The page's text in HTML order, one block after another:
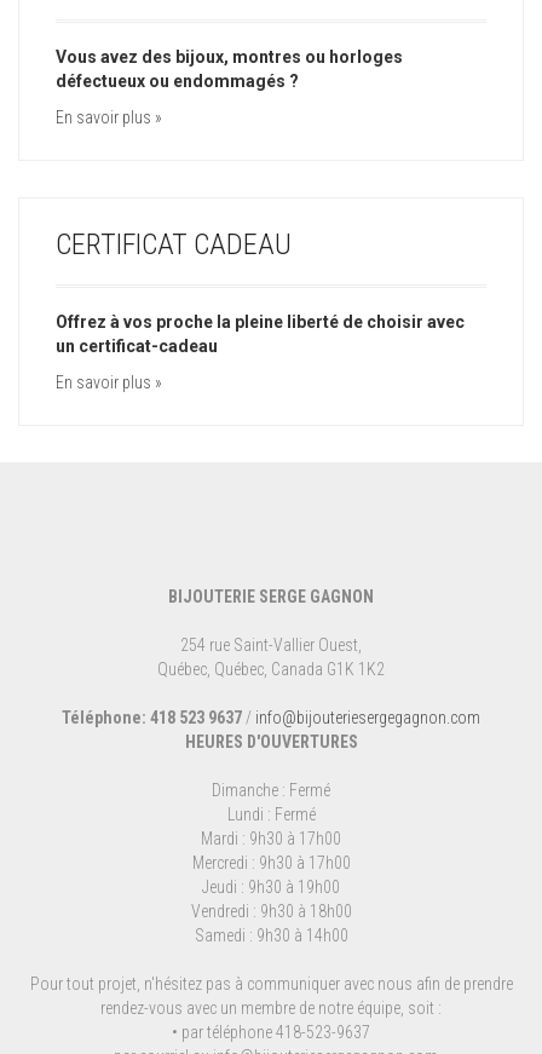
Vous avez des bijoux, montres ou horloges
défectueux ou endommagés ?
En savoir plus »
CERTIFICAT CADEAU
Offrez à vos proche la pleine liberté de choisir avec
un certificat-cadeau
En savoir plus »
BIJOUTERIE SERGE GAGNON
254 rue Saint-Vallier Ouest,
Québec, Québec, Canada G1K 1K2
Téléphone: 418 523 9637 / info@bijouteriesergegagnon.com
HEURES D'OUVERTURES
Dimanche : Fermé
Lundi : Fermé
Mardi : 9h30 à 17h00
Mercredi : 9h30 à 17h00
Jeudi : 9h30 à 19h00
Vendredi : 9h30 à 18h00
Samedi : 9h30 à 14h00
Pour tout projet, n'hésitez pas à communiquer avec nous afin de prendre
rendez-vous avec un membre de notre équipe, soit :
• par téléphone 418-523-9637